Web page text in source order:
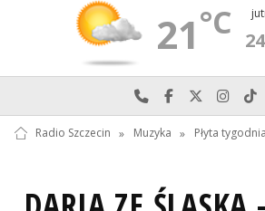
21°C 24
Najlepiej po prostu
Odwiedź nas
Odwiedź
Radio Szczecin » Muzyka » Płyta tygodnia